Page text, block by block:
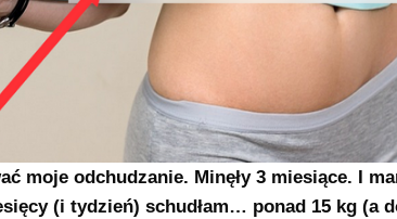
moje odchudzanie. Minęły 3 miesiące. I
(i tydzień) schudłam… ponad 15 kg (a